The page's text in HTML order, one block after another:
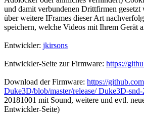
Entwickler: jkirsons
Entwickler-Seite zur Firmware: https://
Download der Firmware: https://
Duke3D/blob/master/release/ Duke3D-
20181001 mit Sound, weitere und evtl.
Entwickler-Seite)